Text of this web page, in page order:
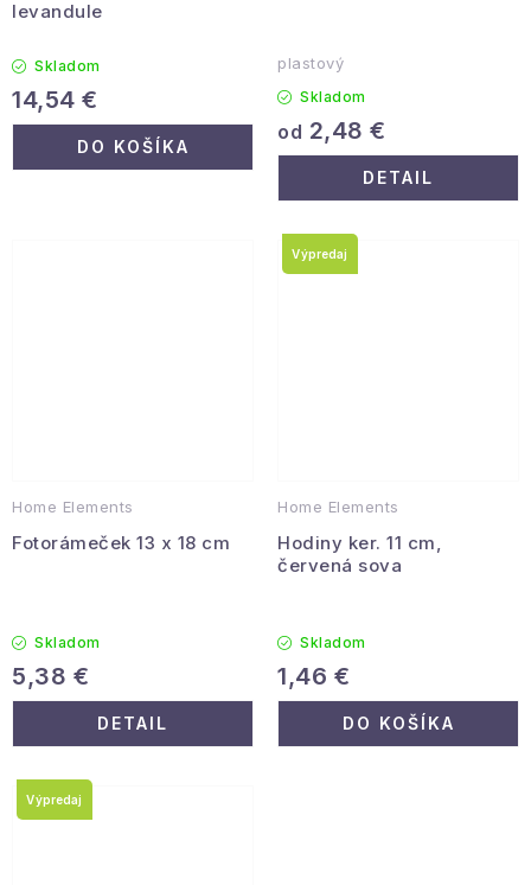
levandule
Skladom
14,54 €
DO KOŠÍKA
plastový
Skladom
od 2,48 €
DETAIL
Home Elements
Fotorámeček 13 x 18 cm
Skladom
5,38 €
DETAIL
Home Elements
Hodiny ker. 11 cm,
červená sova
Výpredaj
Skladom
1,46 €
DO KOŠÍKA
Výpredaj